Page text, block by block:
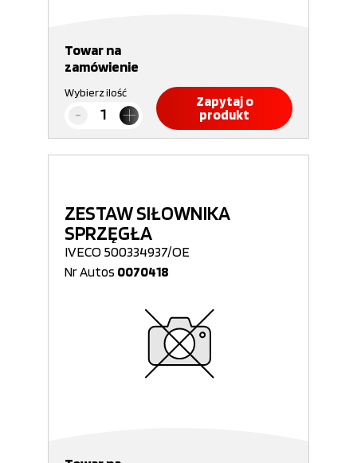
Towar na
zamówienie
Wybierz ilość
Zapytaj o
produkt
ZESTAW SIŁOWNIKA
SPRZĘGŁA
IVECO 500334937/OE
Nr Autos 0070418